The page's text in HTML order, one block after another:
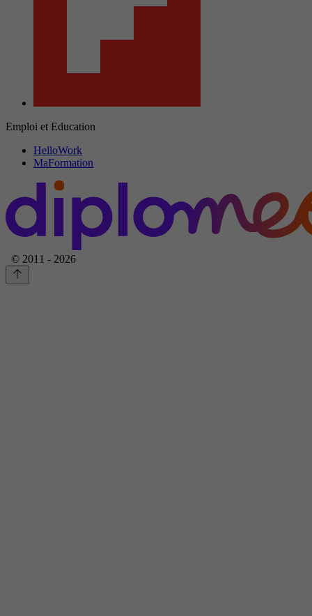
Emploi et Education
HelloWork
MaFormation
© 2011 - 2026